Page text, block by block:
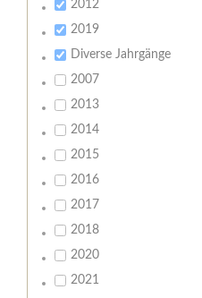
2012
2019
Diverse Jahrgänge
2007
2013
2014
2015
2016
2017
2018
2020
2021